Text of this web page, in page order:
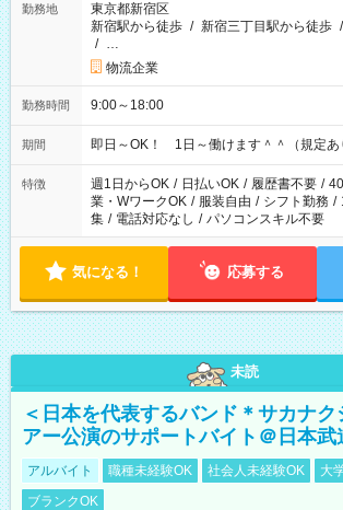
勤務地
東京都新宿区
新宿駅から徒歩 / 新宿三丁目駅から徒歩 /
/ …
物流企業
勤務時間 9:00～18:00
期間 即日～OK！ 1日～働けます＾＾（規定あ
特徴 週1日からOK / 日払いOK / 履歴書不要 /
業・WワークOK / 服装自由 / シフト勤務 /
集 / 電話対応なし / パソコンスキル不要
気になる！ 応募する
未読
＜日本を代表するバンド＊サカナク
アー公演のサポートバイト＠日本武
アルバイト 職種未経験OK 社会人未経験OK
大
ブランクOK